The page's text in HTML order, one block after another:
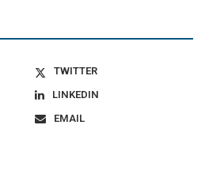
TWITTER
LINKEDIN
EMAIL